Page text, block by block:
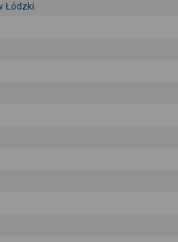
Łódzki